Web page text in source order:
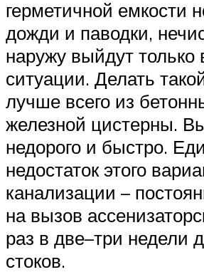
герметичной емкости
дожди и паводки,
наружу выйдут только
ситуации. Делать
лучше всего из
железной цистерны.
недорого и быстро.
недостаток этого
канализации –
на вызов
раз в две–три недели
стоков.